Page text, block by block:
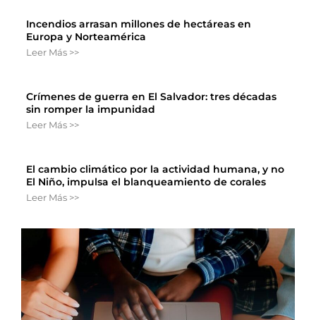
Incendios arrasan millones de hectáreas en
Europa y Norteamérica
Leer Más >>
Crímenes de guerra en El Salvador: tres décadas
sin romper la impunidad
Leer Más >>
El cambio climático por la actividad humana, y no
El Niño, impulsa el blanqueamiento de corales
Leer Más >>